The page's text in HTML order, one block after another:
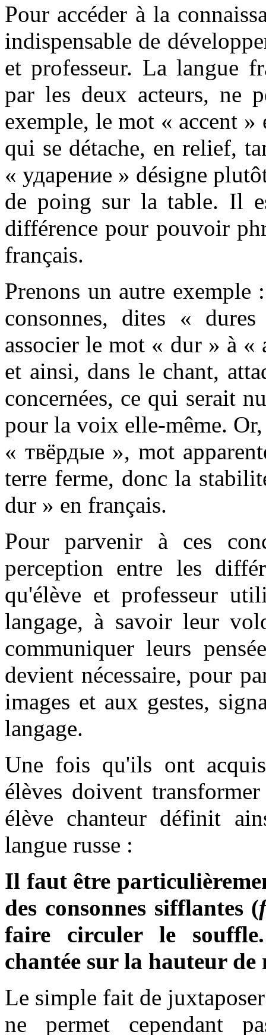
Pour accéder à la
indispensable de
et professeur. La langue
par les deux acteurs, ne
exemple, le mot « accent »
qui se détache, en relief,
« ударение » désigne
de poing sur la table. Il
différence pour pouvoir
français.
Prenons un autre exemple
consonnes, dites «
associer le mot « dur » à
et ainsi, dans le chant,
concernées, ce qui serait
pour la voix elle-même. Or,
« твёрдые », mot
terre ferme, donc la
dur » en français.
Pour parvenir à ces
perception entre les
qu'élève et professeur
langage, à savoir leur
communiquer leurs
devient nécessaire, pour
images et aux gestes,
langage.
Une fois qu'ils ont
élèves doivent
élève chanteur définit
langue russe :
Il faut être
des consonnes sifflantes (
faire circuler le
chantée sur la hauteur de
Le simple fait de
ne permet cependant